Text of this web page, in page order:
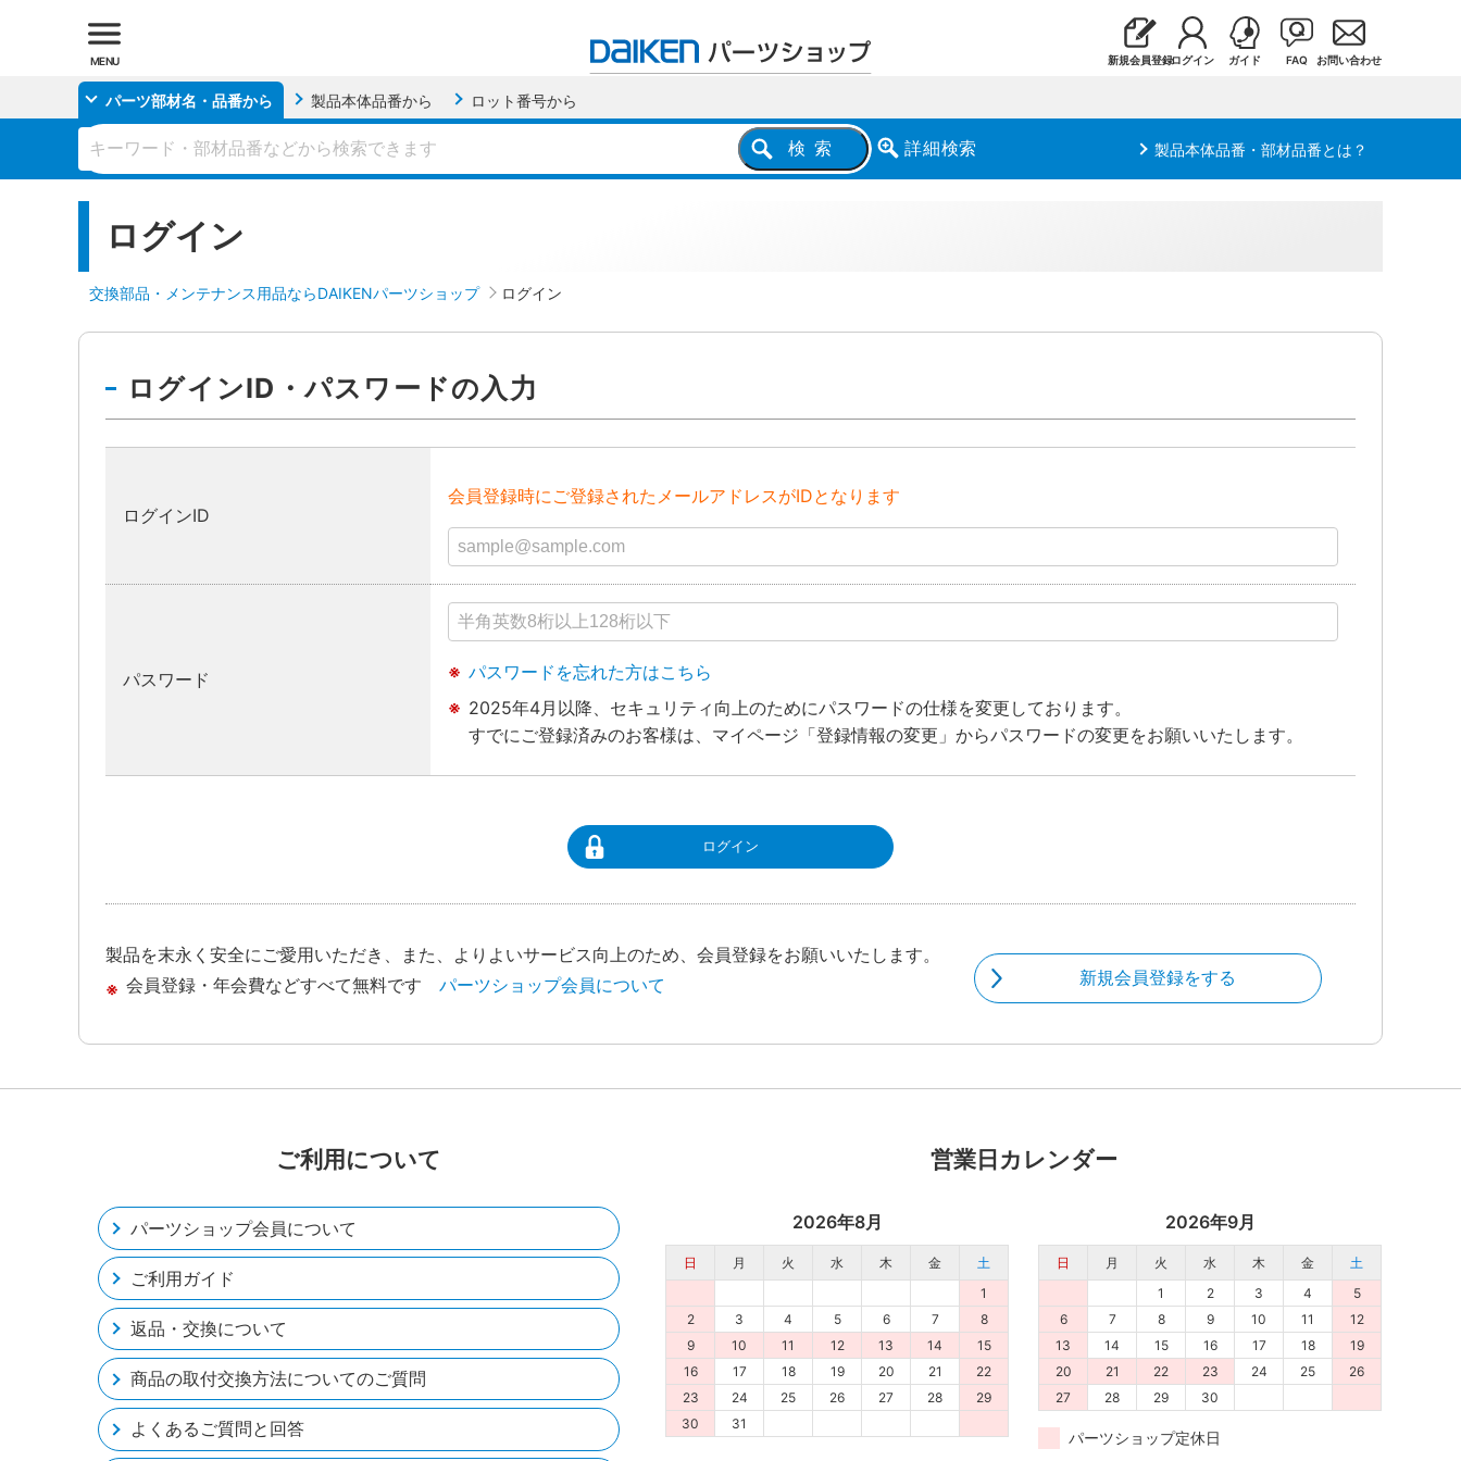
新規会員登録ログイン ガイド FAQ お問い合わせ
MENU
パーツ部材名・品番から 製品本体品番から ロット番号から
検索 詳細検索 製品本体品番・部材品番とは？
ログイン
交換部品・メンテナンス用品ならDAIKENパーツショップ ログイン
ログインID・パスワードの入力
ログインID
会員登録時にご登録されたメールアドレスがIDとなります
パスワード
パスワードを忘れた方はこちら
2025年4月以降、セキュリティ向上のためにパスワードの仕様を変更しております。
すでにご登録済みのお客様は、マイページ「登録情報の変更」からパスワードの変更をお願いいたします。
ログイン
製品を末永く安全にご愛用いただき、また、よりよいサービス向上のため、会員登録をお願いいたします。
会員登録・年会費などすべて無料です
パーツショップ会員について 新規会員登録をする
ご利用について
パーツショップ会員について
ご利用ガイド
返品・交換について
商品の取付交換方法についてのご質問
よくあるご質問と回答
営業日カレンダー
2026年8月
日 月 火 水 木 金
土
1
2
3 4 5 6 7
8
9
10 11 12 13 14
15
16
17 18 19 20 21
22
23
24 25 26 27 28
29
30
31
2026年9月
日 月 火 水 木 金
土
1
2 3 4
5
6
7 8 9 10 11
12
13
14 15 16 17 18
19
20
21 22 23 24 25
26
27
28 29 30
パーツショップ定休日